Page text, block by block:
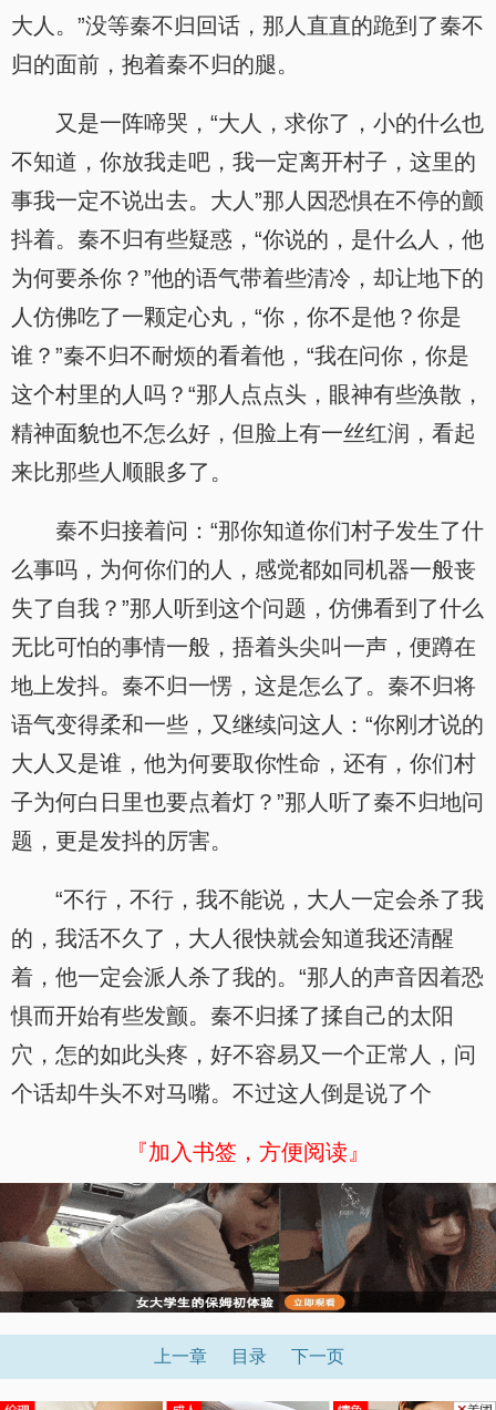
大人。”没等秦不归回话，那人直直的跪到了秦不
归的面前，抱着秦不归的腿。
又是一阵啼哭，“大人，求你了，小的什么也
不知道，你放我走吧，我一定离开村子，这里的
事我一定不说出去。大人”那人因恐惧在不停的颤
抖着。秦不归有些疑惑，“你说的，是什么人，他
为何要杀你？”他的语气带着些清冷，却让地下的
人仿佛吃了一颗定心丸，“你，你不是他？你是
谁？”秦不归不耐烦的看着他，“我在问你，你是
这个村里的人吗？“那人点点头，眼神有些涣散，
精神面貌也不怎么好，但脸上有一丝红润，看起
来比那些人顺眼多了。
秦不归接着问：“那你知道你们村子发生了什
么事吗，为何你们的人，感觉都如同机器一般丧
失了自我？”那人听到这个问题，仿佛看到了什么
无比可怕的事情一般，捂着头尖叫一声，便蹲在
地上发抖。秦不归一愣，这是怎么了。秦不归将
语气变得柔和一些，又继续问这人：“你刚才说的
大人又是谁，他为何要取你性命，还有，你们村
子为何白日里也要点着灯？”那人听了秦不归地问
题，更是发抖的厉害。
“不行，不行，我不能说，大人一定会杀了我
的，我活不久了，大人很快就会知道我还清醒
着，他一定会派人杀了我的。“那人的声音因着恐
惧而开始有些发颤。秦不归揉了揉自己的太阳
穴，怎的如此头疼，好不容易又一个正常人，问
个话却牛头不对马嘴。不过这人倒是说了个
『加入书签，方便阅读』
上一章 目录 下一页